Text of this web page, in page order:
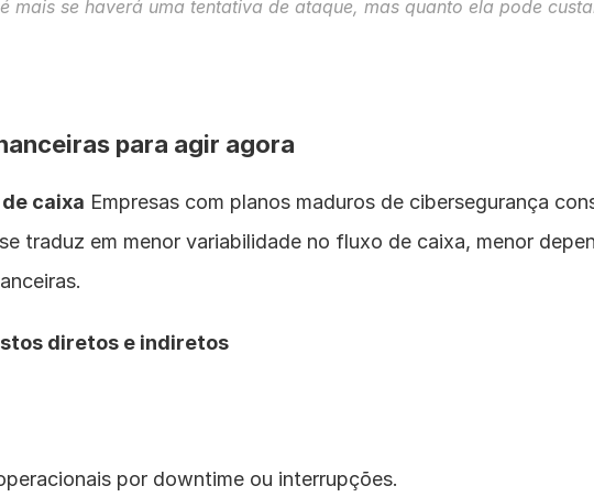
mais se haverá uma tentativa de ataque, mas quanto ela pode
para agir agora
caixa Empresas com planos maduros de cibersegurança
traduz em menor variabilidade no fluxo de caixa, menor
diretos e indiretos
por downtime ou interrupções.